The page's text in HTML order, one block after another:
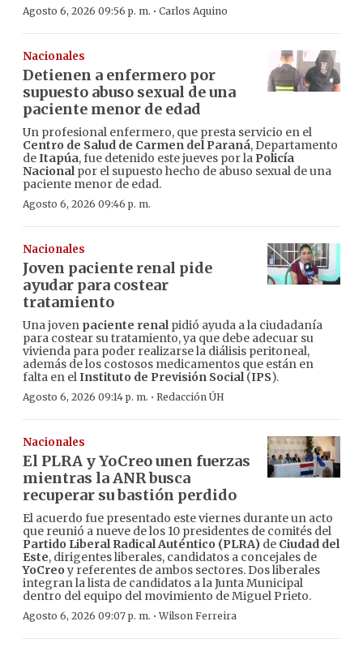
Agosto 6, 2026 09:56 p. m. · Carlos Aquino
Nacionales
Detienen a enfermero por
supuesto abuso sexual de una
paciente menor de edad
Un profesional enfermero, que presta servicio en el
Centro de Salud de Carmen del Paraná, Departamento
deItapúa, fue detenido este jueves por la Policía
Nacionalpor el supuesto hecho de abuso sexual de una
paciente menor de edad.
Agosto 6, 2026 09:46 p. m.
Nacionales
Joven paciente renal pide
ayudar para costear
tratamiento
Una joven paciente renalpidió ayuda a la ciudadanía
para costear su tratamiento, ya que debe adecuar su
vivienda para poder realizarse la diálisis peritoneal,
además de los costosos medicamentos que están en
falta en elInstituto de Previsión Social(IPS).
Agosto 6, 2026 09:14 p. m. · Redacción ÚH
Nacionales
El PLRA y YoCreo unen fuerzas
mientras la ANR busca
recuperar su bastión perdido
El acuerdo fue presentado este viernes durante un acto
que reunió a nueve de los 10 presidentes de comités del
Partido Liberal Radical Auténtico (PLRA) de Ciudad del
Este, dirigentes liberales, candidatos a concejales de
YoCreo y referentes de ambos sectores. Dos liberales
integran la lista de candidatos a la Junta Municipal
dentro del equipo del movimiento de Miguel Prieto.
Agosto 6, 2026 09:07 p. m. ·Wilson Ferreira